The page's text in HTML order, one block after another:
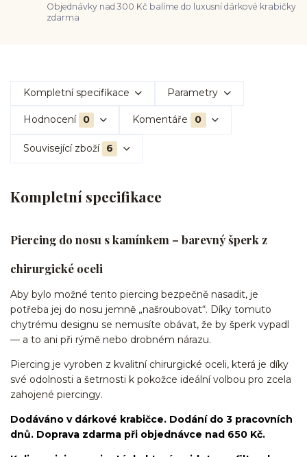
Objednávky nad 300 Kč balíme do luxusní dárkové krabičky
zdarma
Kompletní specifikace Parametry
Hodnocení 0 Komentáře 0
Související zboží 6
Kompletní specifikace
Piercing do nosu s kamínkem – barevný šperk z
chirurgické oceli
Aby bylo možné tento piercing bezpečně nasadit, je
potřeba jej do nosu jemně „našroubovat“. Díky tomuto
chytrému designu se nemusíte obávat, že by šperk vypadl
— a to ani při rýmě nebo drobném nárazu.
Piercing je vyroben z kvalitní chirurgické oceli, která je díky
své odolnosti a šetrnosti k pokožce ideální volbou pro zcela
zahojené piercingy.
Dodáváno v dárkové krabičce. Dodání do 3 pracovních
dnů. Doprava zdarma při objednávce nad 650 Kč.